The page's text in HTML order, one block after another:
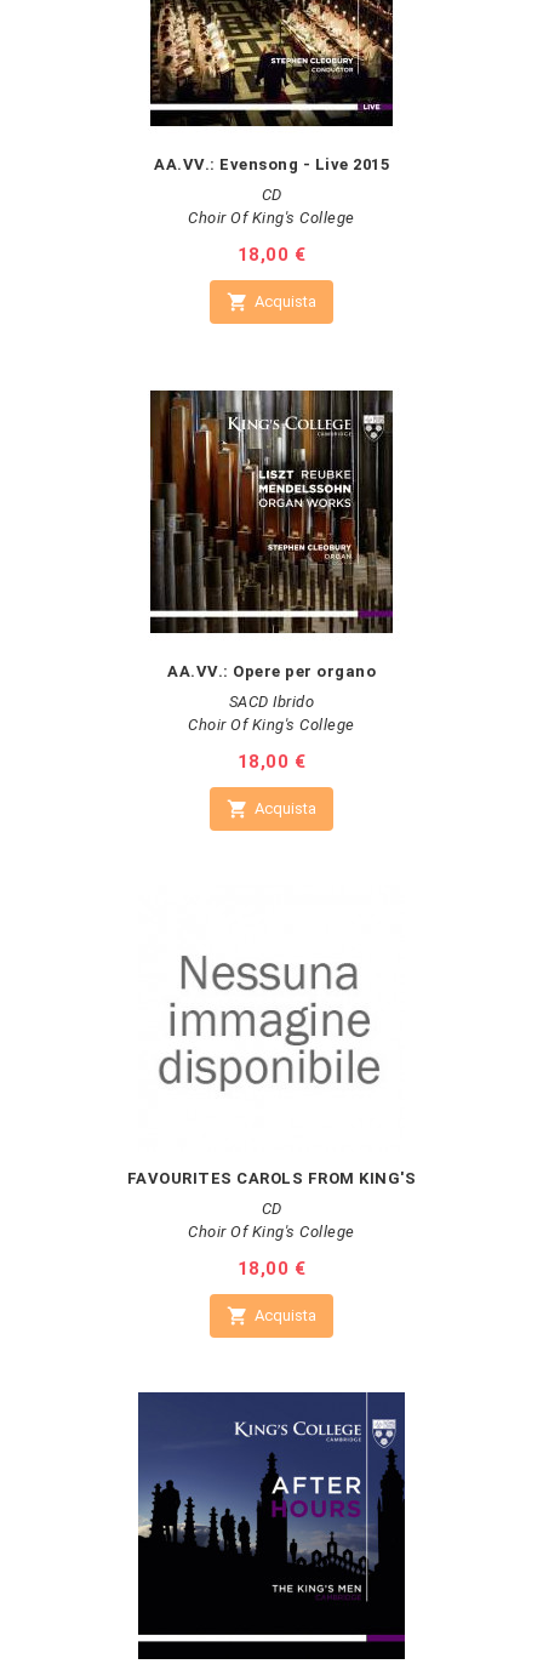
AA.VV.: Evensong - Live 2015
CD
Choir Of King's College
Prezzo
18,00 €
 Acquista
AA.VV.: Opere per organo
SACD Ibrido
Choir Of King's College
Prezzo
18,00 €
 Acquista
FAVOURITES CAROLS FROM KING'S
CD
Choir Of King's College
Prezzo
18,00 €
 Acquista